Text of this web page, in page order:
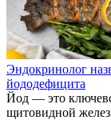
Эндокринолог
йододефицита
Йод — это
щитовидной